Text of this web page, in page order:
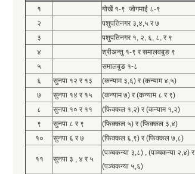
१
गोर्खे १-९ जोगमाई ८-९
२
पशुपतिनगर ३,४,५ र ७
३
पशुपतिनगर १, २, ६, ८, र ९
४
श्रीअन्तु १-९ र समालवबुङ ९
५
समालबुङ १-८
६
सुनपा १२ र १३
(कन्याम ३,६) र (कन्याम ४,५)
७
सुनपा १४ र १५
(कन्याम ७) र (कन्याम ८ र ९)
८
सुनपा १० र ११
(फिक्कल १,२) र (कन्याम १,२)
९
सुनपा ८ र ९
(फिक्कल ५) र (फिक्कल ३,४)
१०
सुनपा ६ र ७ (फिक्कल ६,९) र (फिक्कल ७,८)
११ सुनपा ३ , ४ र ५
(पञ्चकन्या ३,८) , (पञ्चकन्या २,४) र
(पञ्चकन्या ५,६)